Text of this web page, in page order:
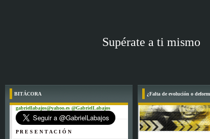
Supérate a ti mismo
BITÁCORA
gabriellabajos@yahoo.es @GabrielLabajos
P R E S E N T A C I Ó N
¿Falta de evolución o